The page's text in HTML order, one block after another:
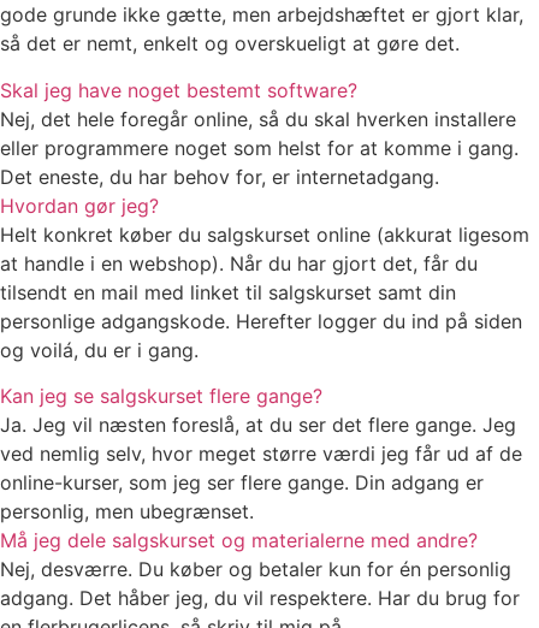
gode grunde ikke gætte, men arbejdshæftet er gjort klar,
så det er nemt, enkelt og overskueligt at gøre det.
Skal jeg have noget bestemt software?
Nej, det hele foregår online, så du skal hverken installere
eller programmere noget som helst for at komme i gang.
Det eneste, du har behov for, er internetadgang.
Hvordan gør jeg?
Helt konkret køber du salgskurset online (akkurat ligesom
at handle i en webshop). Når du har gjort det, får du
tilsendt en mail med linket til salgskurset samt din
personlige adgangskode. Herefter logger du ind på siden
og voilá, du er i gang.
Kan jeg se salgskurset flere gange?
Ja. Jeg vil næsten foreslå, at du ser det flere gange. Jeg
ved nemlig selv, hvor meget større værdi jeg får ud af de
online-kurser, som jeg ser flere gange. Din adgang er
personlig, men ubegrænset.
Må jeg dele salgskurset og materialerne med andre?
Nej, desværre. Du køber og betaler kun for én personlig
adgang. Det håber jeg, du vil respektere. Har du brug for